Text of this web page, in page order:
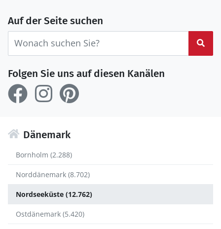
Auf der Seite suchen
Folgen Sie uns auf diesen Kanälen
Dänemark
Bornholm (2.288)
Norddänemark (8.702)
Nordseeküste (12.762)
Ostdänemark (5.420)